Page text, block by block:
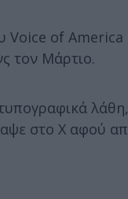
of
τον Μάρτιο.
στο X αφού